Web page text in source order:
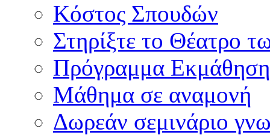
Κόστος Σπουδών
Στηρίξτε το Θέατρο
Πρόγραμμα
Μάθημα σε αναμονή
Δωρεάν σεμινάριο